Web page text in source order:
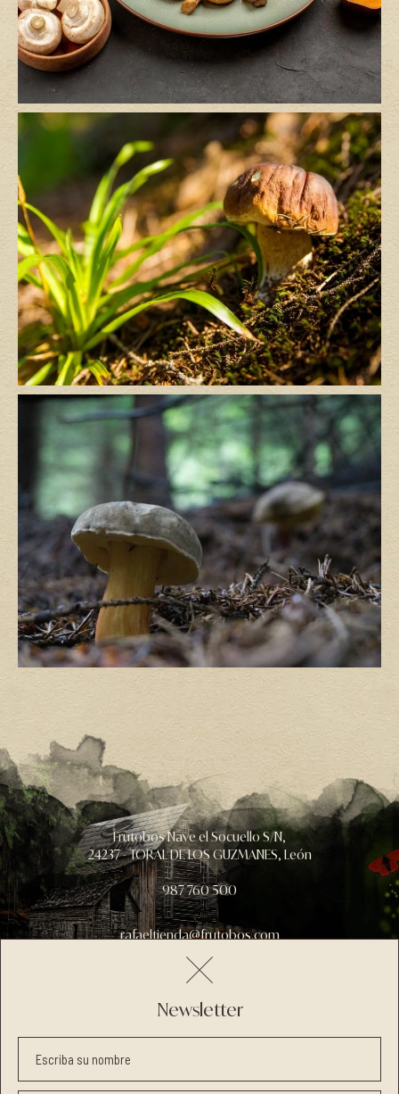
Frutobos Nave el Socuello S/N,
24237 - TORAL DE LOS GUZMANES, León
987 760 500
rafaeltienda@frutobos.com
Aviso legal Política de privacidad Términos y condiciones
Política de cookies
Newsletter
Escriba su nombre